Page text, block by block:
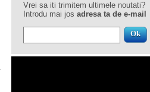
Vrei sa iti trimitem ultimele noutati?
Introdu mai jos adresa ta de e-mail